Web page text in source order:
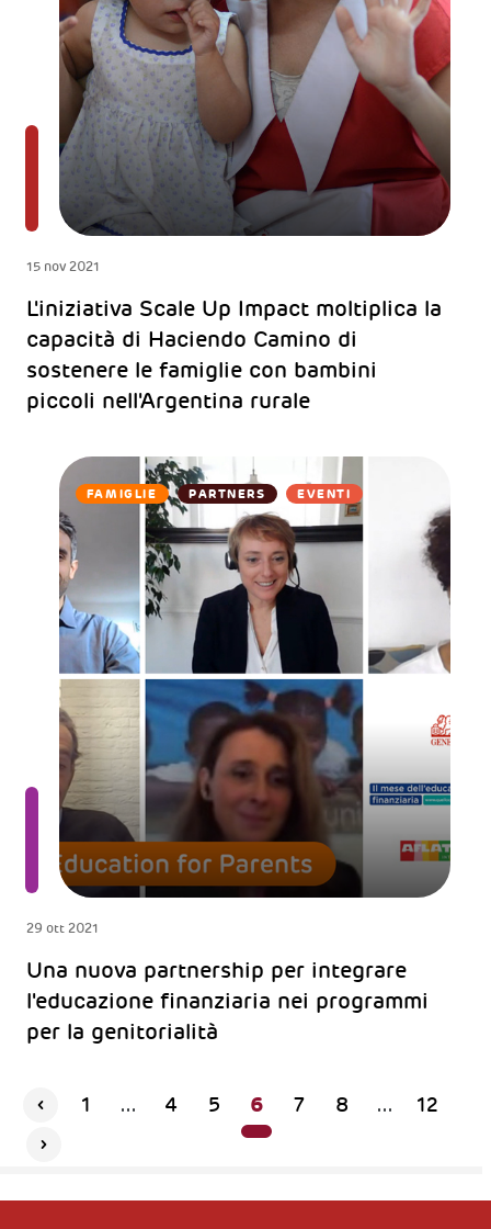
15 nov 2021
L'iniziativa Scale Up Impact moltiplica la
capacità di Haciendo Camino di
sostenere le famiglie con bambini
piccoli nell'Argentina rurale
FAMIGLIE PARTNERS EVENTI
29 ott 2021
Una nuova partnership per integrare
l'educazione finanziaria nei programmi
per la genitorialità
1 ... 4 5 6 7 8 ... 12